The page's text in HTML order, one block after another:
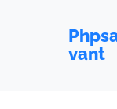
vant